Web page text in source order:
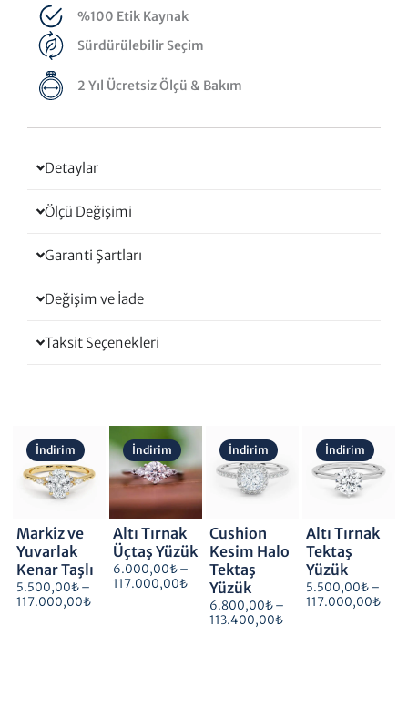
%100 Etik Kaynak
Sürdürülebilir Seçim
2 Yıl Ücretsiz Ölçü & Bakım
Detaylar
Ölçü Değişimi
Garanti Şartları
Değişim ve İade
Taksit Seçenekleri
İndirim
Markiz ve
Yuvarlak
Kenar Taşlı
5.500,00₺–
117.000,00₺
Fiyat
aralığı:
5.500,00₺
-
117.000,00₺
İndirim
Altı Tırnak
Üçtaş Yüzük
6.000,00₺–
117.000,00₺
Fiyat
aralığı:
6.000,00₺
-
117.000,00₺
İndirim
Cushion
Kesim Halo
Tektaş
Yüzük
6.800,00₺–
113.400,00₺
aralığı:
6.800,00₺
-
113.400,00₺
İndirim
Altı Tırnak
Tektaş
Yüzük
5.500,00₺–
117.000,00₺
-